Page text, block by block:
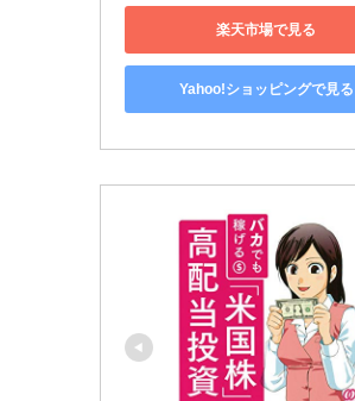
楽天市場で見る
Yahoo!ショッピングで見る